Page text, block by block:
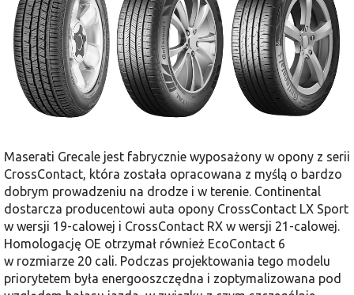
Maserati Grecale jest fabrycznie wyposażony w opony z serii
CrossContact, która została opracowana z myślą o bardzo
dobrym prowadzeniu na drodze i w terenie. Continental
dostarcza producentowi auta opony CrossContact LX Sport
w wersji 19-calowej i CrossContact RX w wersji 21-calowej.
Homologację OE otrzymał również EcoContact 6
w rozmiarze 20 cali. Podczas projektowania tego modelu
priorytetem była energooszczędna i zoptymalizowana pod